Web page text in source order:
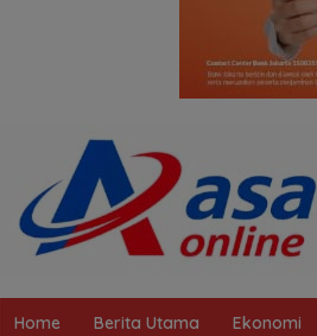
Home Berita Utama Ekonomi